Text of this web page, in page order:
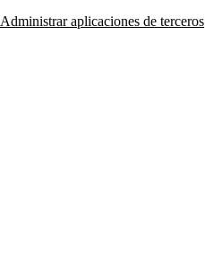
Administrar aplicaciones de terceros